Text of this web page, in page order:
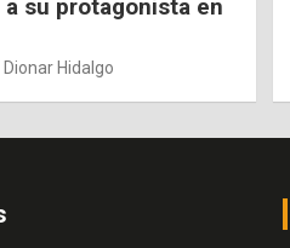
su protagonista en
Dionar Hidalgo